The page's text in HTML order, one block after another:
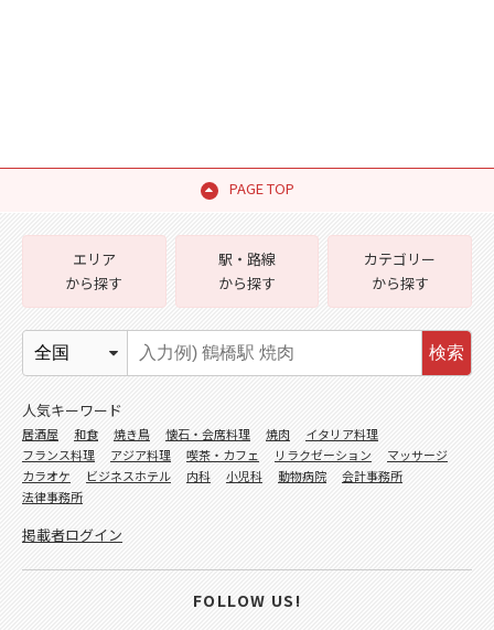
PAGE TOP
エリア
から探す
駅・路線
から探す
カテゴリー
から探す
検索
人気キーワード
居酒屋 和食 焼き鳥 懐石・会席料理 焼肉
イタリア料理
フランス料理
アジア料理 喫茶・カフェ リラクゼーション
マッサージ
カラオケ
ビジネスホテル 内科 小児科 動物病院
会計事務所
法律事務所
掲載者ログイン
FOLLOW US!